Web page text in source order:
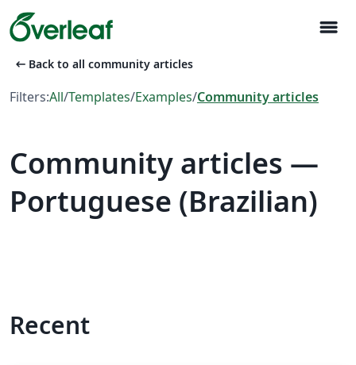
menu
arrow_left_alt Back to all community articles
Filters:All/Templates/Examples/Community articles
Community articles —
Portuguese (Brazilian)
Recent